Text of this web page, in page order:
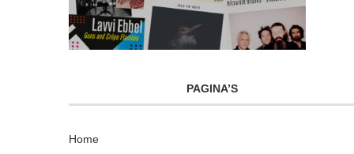
PAGINA’S
Home